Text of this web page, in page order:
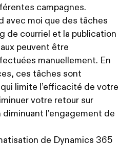
campagnes.
avec moi que des tâches
de courriel et la publication
peuvent être
manuellement. En
ces tâches sont
limite l’efficacité de votre
votre retour sur
l’engagement de
de Dynamics 365